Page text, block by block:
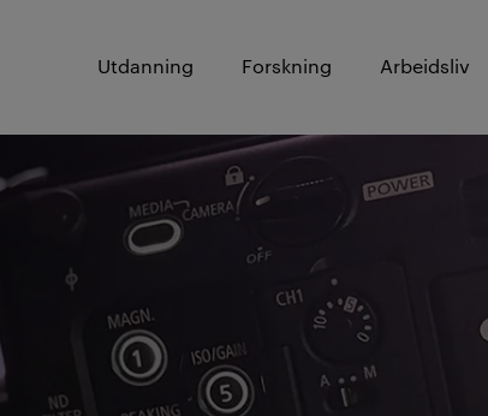
Utdanning Forskning Arbeidsliv